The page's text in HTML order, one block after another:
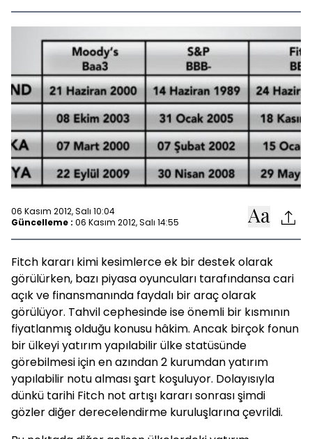
06 Kasım 2012, Salı 10:04
Güncelleme : 06 Kasım 2012, Salı 14:55
Fitch kararı kimi kesimlerce ek bir destek olarak
görülürken, bazı piyasa oyuncuları tarafındansa cari
açık ve finansmanında faydalı bir araç olarak
görülüyor. Tahvil cephesinde ise önemli bir kısmının
fiyatlanmış olduğu konusu hâkim. Ancak birçok fonun
bir ülkeyi yatırım yapılabilir ülke statüsünde
görebilmesi için en azından 2 kurumdan yatırım
yapılabilir notu alması şart koşuluyor. Dolayısıyla
dünkü tarihi Fitch not artışı kararı sonrası şimdi
gözler diğer derecelendirme kuruluşlarına çevrildi.